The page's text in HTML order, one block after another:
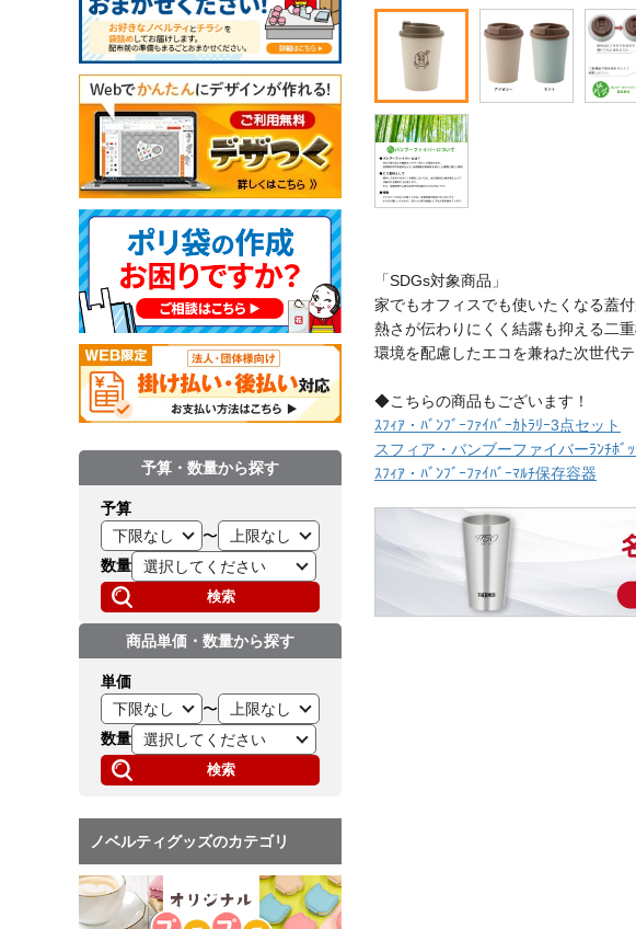
「SDGs対象商品」
家でもオフィスでも使いたくなる蓋
熱さが伝わりにくく結露も抑える二
環境を配慮したエコを兼ねた次世代
◆こちらの商品もございます！
ｽﾌｨｱ・ﾊﾞﾝﾌﾞｰﾌｧｲﾊﾞｰｶﾄﾗﾘｰ3点セット
スフィア・バンブーファイバーﾗﾝﾁﾎﾞ
ｽﾌｨｱ・ﾊﾞﾝﾌﾞｰﾌｧｲﾊﾞｰﾏﾙﾁ保存容器
予算・数量から探す
予算
〜
数量
検索
商品単価・数量から探す
単価
〜
数量
検索
ノベルティグッズのカテゴリ